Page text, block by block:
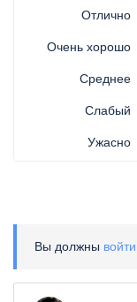
Отлично
Очень хорошо
Среднее
Слабый
Ужасно
Вы должны войти